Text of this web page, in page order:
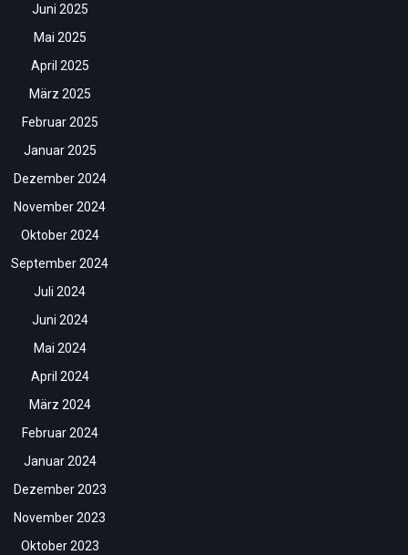
Juni 2025
Mai 2025
April 2025
März 2025
Februar 2025
Januar 2025
Dezember 2024
November 2024
Oktober 2024
September 2024
Juli 2024
Juni 2024
Mai 2024
April 2024
März 2024
Februar 2024
Januar 2024
Dezember 2023
November 2023
Oktober 2023